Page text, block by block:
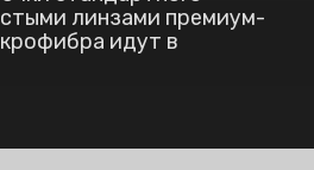
линзами премиум-
идут в